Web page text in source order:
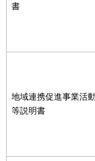
書
地域連携促進事業活
等説明書